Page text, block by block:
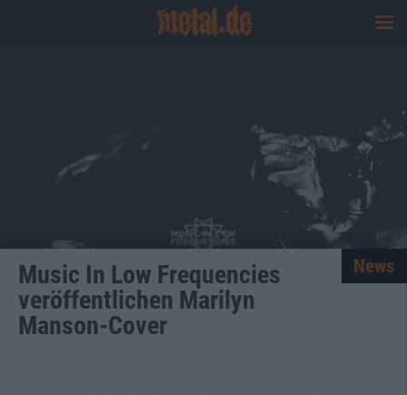
Music In Low Frequencies
veröffentlichen Marilyn
Manson-Cover
News